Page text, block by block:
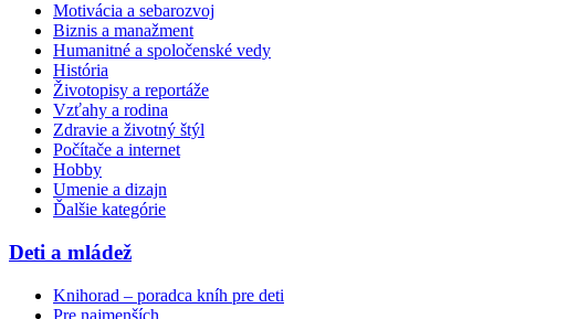
Motivácia a sebarozvoj
Biznis a manažment
Humanitné a spoločenské vedy
História
Životopisy a reportáže
Vzťahy a rodina
Zdravie a životný štýl
Počítače a internet
Hobby
Umenie a dizajn
Ďalšie kategórie
Deti a mládež
Knihorad – poradca kníh pre deti
Pre najmenších